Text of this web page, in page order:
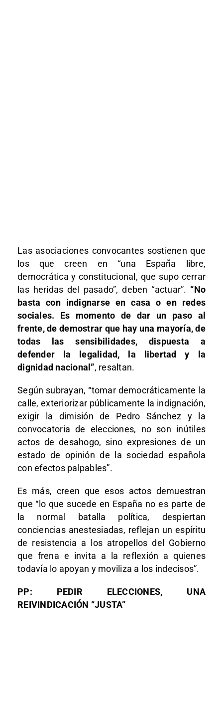
Las asociaciones convocantes sostienen que
los que creen en “una España libre,
democrática y constitucional, que supo cerrar
las heridas del pasado”, deben “actuar”. “No
basta con indignarse en casa o en redes
sociales. Es momento de dar un paso al
frente, de demostrar que hay una mayoría, de
todas las sensibilidades, dispuesta a
defender la legalidad, la libertad y la
dignidad nacional”, resaltan.
Según subrayan, “tomar democráticamente la
calle, exteriorizar públicamente la indignación,
exigir la dimisión de Pedro Sánchez y la
convocatoria de elecciones, no son inútiles
actos de desahogo, sino expresiones de un
estado de opinión de la sociedad española
con efectos palpables”.
Es más, creen que esos actos demuestran
que “lo que sucede en España no es parte de
la normal batalla política, despiertan
conciencias anestesiadas, reflejan un espíritu
de resistencia a los atropellos del Gobierno
que frena e invita a la reflexión a quienes
todavía lo apoyan y moviliza a los indecisos”.
PP: PEDIR ELECCIONES, UNA
REIVINDICACIÓN “JUSTA”